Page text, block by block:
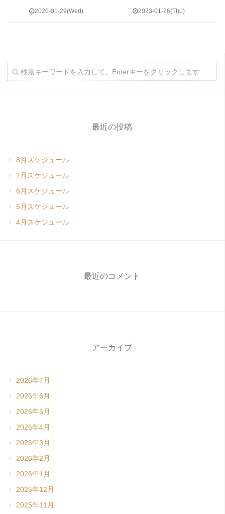
2020-01-29(Wed) 2023-01-26(Thu)
最近の投稿
8月スケジュール
7月スケジュール
6月スケジュール
5月スケジュール
4月スケジュール
最近のコメント
アーカイブ
2026年7月
2026年6月
2026年5月
2026年4月
2026年3月
2026年2月
2026年1月
2025年12月
2025年11月